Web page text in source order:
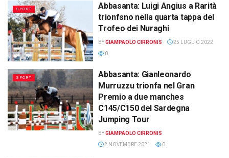
SPORT
Abbasanta: Luigi Angius a Rarità
trionfsno nella quarta tappa del
Trofeo dei Nuraghi
BYGIAMPAOLO CIRRONIS
25 LUGLIO 2022
0
SPORT
Abbasanta: Gianleonardo
Murruzzu trionfa nel Gran
Premio a due manches
C145/C150 del Sardegna
Jumping Tour
BYGIAMPAOLO CIRRONIS
2 NOVEMBRE 2021
0